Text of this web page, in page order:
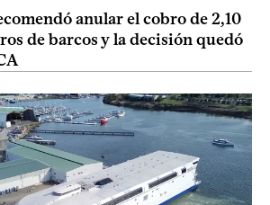
anular el cobro de 2,10
de barcos y la decisión quedó